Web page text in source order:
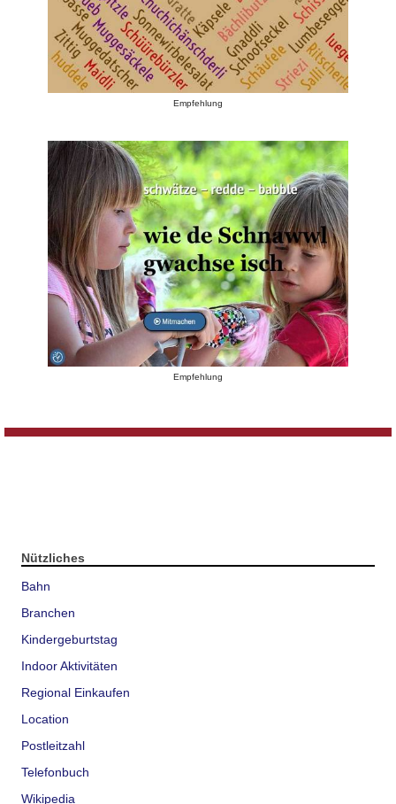
Empfehlung
Empfehlung
Nützliches
Bahn
Branchen
Kindergeburtstag
Indoor Aktivitäten
Regional Einkaufen
Location
Postleitzahl
Telefonbuch
Wikipedia